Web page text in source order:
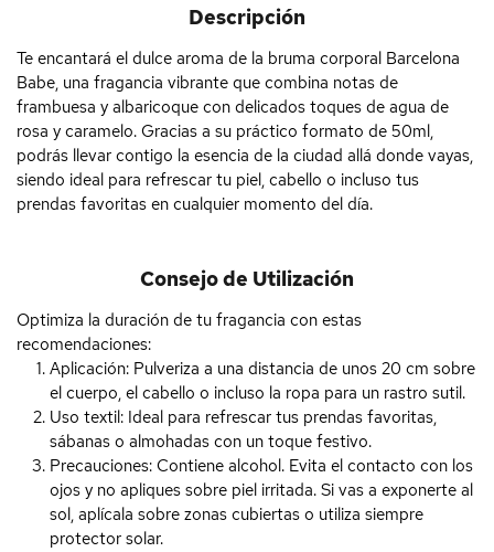
Descripción
Te encantará el dulce aroma de la bruma corporal Barcelona
Babe, una fragancia vibrante que combina notas de
frambuesa y albaricoque con delicados toques de agua de
rosa y caramelo. Gracias a su práctico formato de 50ml,
podrás llevar contigo la esencia de la ciudad allá donde vayas,
siendo ideal para refrescar tu piel, cabello o incluso tus
prendas favoritas en cualquier momento del día.
Consejo de Utilización
Optimiza la duración de tu fragancia con estas
recomendaciones:
Aplicación: Pulveriza a una distancia de unos 20 cm sobre
el cuerpo, el cabello o incluso la ropa para un rastro sutil.
Uso textil: Ideal para refrescar tus prendas favoritas,
sábanas o almohadas con un toque festivo.
Precauciones: Contiene alcohol. Evita el contacto con los
ojos y no apliques sobre piel irritada. Si vas a exponerte al
sol, aplícala sobre zonas cubiertas o utiliza siempre
protector solar.